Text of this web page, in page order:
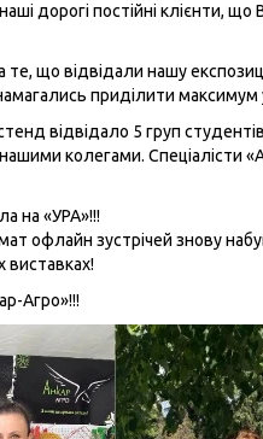
дорогі постійні клієнти,
те, що відвідали нашу
приділити максимум
відвідало 5 груп
колегами. Спеціалісти
на «УРА»!!!
офлайн зустрічей знову
виставках!
Агро»!!!